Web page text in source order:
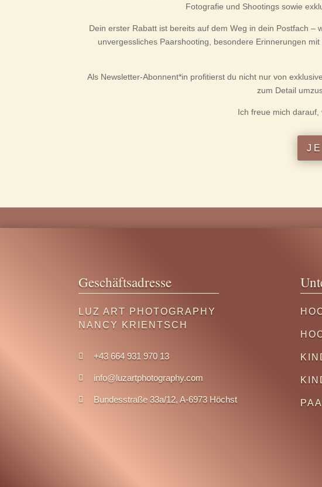
Fotografie und Shootings sowie
Dein erster Rabatt ist bereits auf dem Weg in dein Postfach
unvergessliches Paarshooting, besondere Erinnerungen
Als Newsletter-Abonnent*in profitierst du nicht nur von
zum Detail
Ich freue mich darauf,
Geschäftsadresse
LUZ ART PHOTOGRAPHY
NANCY KRIENTSCH
 +43 664 931 970 13
 info@luzartphotography.com
 Bundesstraße 33a/12, A-6973 Höchst